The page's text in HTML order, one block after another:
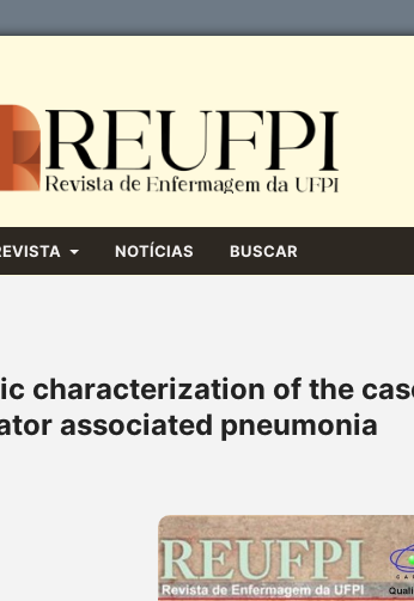
NOTÍCIAS BUSCAR
characterization of the
associated pneumonia